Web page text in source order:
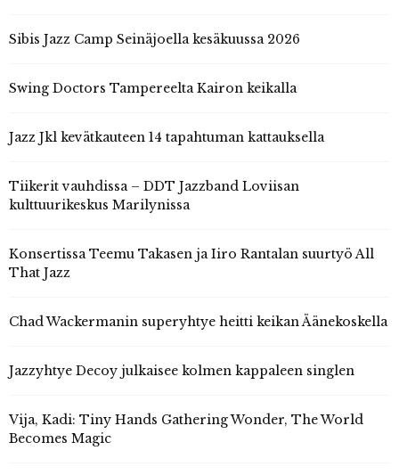
Sibis Jazz Camp Seinäjoella kesäkuussa 2026
Swing Doctors Tampereelta Kairon keikalla
Jazz Jkl kevätkauteen 14 tapahtuman kattauksella
Tiikerit vauhdissa – DDT Jazzband Loviisan
kulttuurikeskus Marilynissa
Konsertissa Teemu Takasen ja Iiro Rantalan suurtyö All
That Jazz
Chad Wackermanin superyhtye heitti keikan Äänekoskella
Jazzyhtye Decoy julkaisee kolmen kappaleen singlen
Vija, Kadi: Tiny Hands Gathering Wonder, The World
Becomes Magic